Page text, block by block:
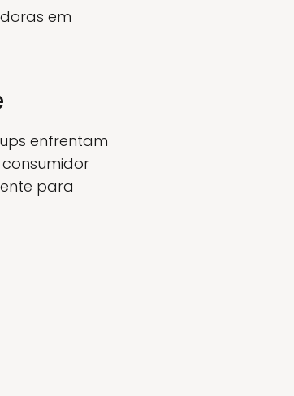
em
enfrentam
para